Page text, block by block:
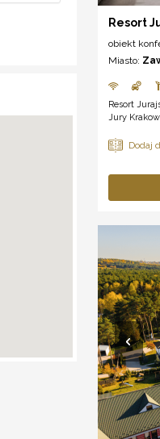
Resort
obiekt
Miasto:
Resort
Jury